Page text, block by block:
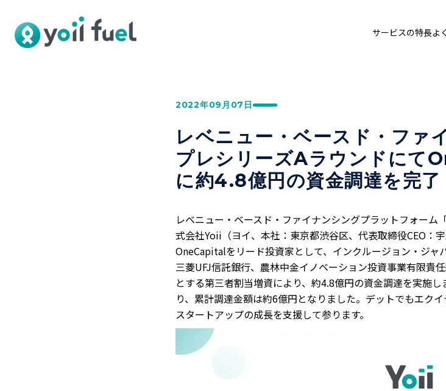
サービスの特長よ
1分で資料請求 お見
2022年09月07日
レベニュー・ベースド・ファ
プレシリーズAラウンドにて
に約4.8億円の資金調達を完了
レベニュー・ベースド・ファイナンシングプラットフォー
式会社Yoii（ヨイ、本社：東京都渋谷区、代表取締役CEO：
OneCapitalをリード投資家として、インクルージョン・ジャ
三菱UFJ信託銀行、農林中金イノベーション投資事業有限責
とする第三者割当増資により、約4.8億円の資金調達を実施
り、累計調達金額は約6億円となりました。デットでもエク
スタートアップの成長を支援して参ります。